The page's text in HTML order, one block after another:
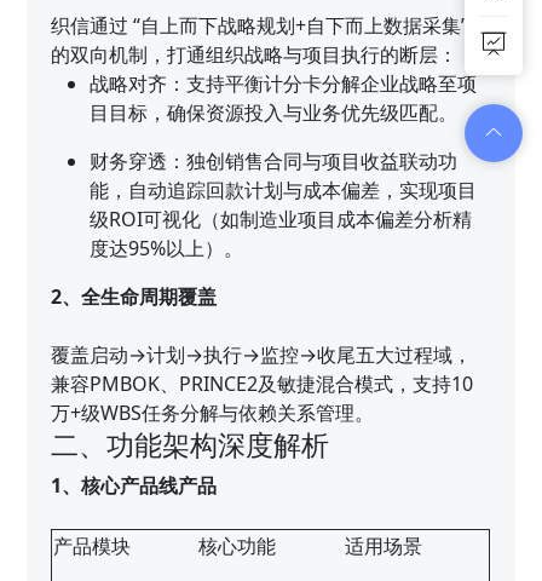
织信通过 “自上而下战略规划+自下而上数据采集”
的双向机制，打通组织战略与项目执行的断层：
战略对齐：支持平衡计分卡分解企业战略至项
目目标，确保资源投入与业务优先级匹配。
财务穿透：独创销售合同与项目收益联动功
能，自动追踪回款计划与成本偏差，实现项目
级ROI可视化（如制造业项目成本偏差分析精
度达95%以上）。
2、全生命周期覆盖
覆盖启动→计划→执行→监控→收尾五大过程域，
兼容PMBOK、PRINCE2及敏捷混合模式，支持10
万+级WBS任务分解与依赖关系管理。
二、功能架构深度解析
1、核心产品线产品
产品模块 核心功能 适用场景